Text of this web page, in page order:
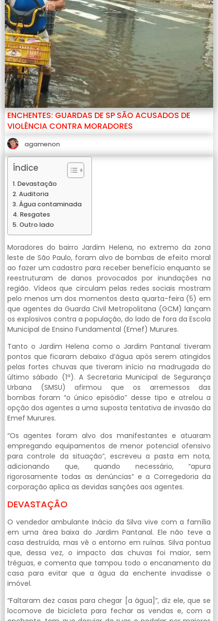
ENCHENTES: GUARDAS DE SP SÃO ACUSADOS DE
VIOLÊNCIA CONTRA MORADORES
agamenon
Índice
Devastação
Auditoria
Água contaminada
Resgates
Outro lado
Moradores do bairro Jardim Helena, no extremo da zona
leste de São Paulo, foram alvo de bombas de efeito moral
ao fazer um cadastro para receber benefício enquanto se
reestruturam de danos provocados por inundações na
região. Vídeos que circulam pelas redes sociais mostram
pelo menos um dos momentos desta quarta-feira (5) em
que agentes da Guarda Civil Metropolitana (GCM) lançam
os explosivos contra a população, do lado de fora da Escola
Municipal de Ensino Fundamental (Emef) Murures.
Tanto o Jardim Helena como o Jardim Pantanal tiveram
pontos que ficaram debaixo d’água após serem atingidos
pelas fortes chuvas que tiveram início na madrugada do
último sábado (1ª). A Secretaria Municipal de Segurança
Urbana (SMSU) afirmou que os arremessos das
bombas foram “o único episódio” desse tipo e atrelou a
opção dos agentes a uma suposta tentativa de invasão da
Emef Murures.
“Os agentes foram alvo dos manifestantes e atuaram
empregando equipamentos de menor potencial ofensivo
para controle da situação”, escreveu a pasta em nota,
adicionando que, quando necessário, “apura
rigorosamente todas as denúncias” e a Corregedoria da
corporação aplica as devidas sanções aos agentes.
DEVASTAÇÃO
O vendedor ambulante Inácio da Silva vive com a família
em uma área baixa do Jardim Pantanal. Ele não teve a
casa destruída, mas vê o entorno em ruínas. Silva pontua
que, dessa vez, o impacto das chuvas foi maior, sem
tréguas, e comenta que tampou todo o encanamento da
casa para evitar que a água da enchente invadisse o
imóvel.
“Faltaram dez casas para chegar [a água]”, diz ele, que se
locomove de bicicleta para fechar as vendas e, com a